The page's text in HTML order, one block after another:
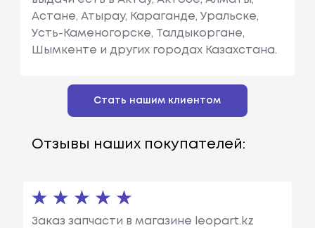
Астане, Атырау, Караганде, Уральске,
Усть-Каменогорске, Талдыкоргане,
Шымкенте и других городах Казахстана.
Стать нашим клиентом
Отзывы наших покупателей:
Заказ запчасти в магазине leopart.kz